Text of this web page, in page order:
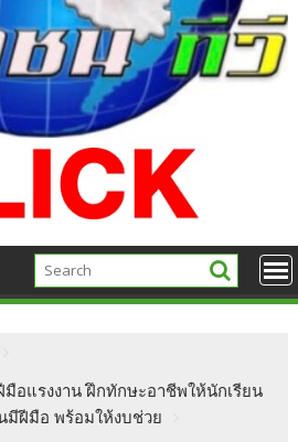
อแรงงาน ฝึกทักษะอาชีพให้นักเรียน
มีฝีมือ พร้อมให้งบช่วย